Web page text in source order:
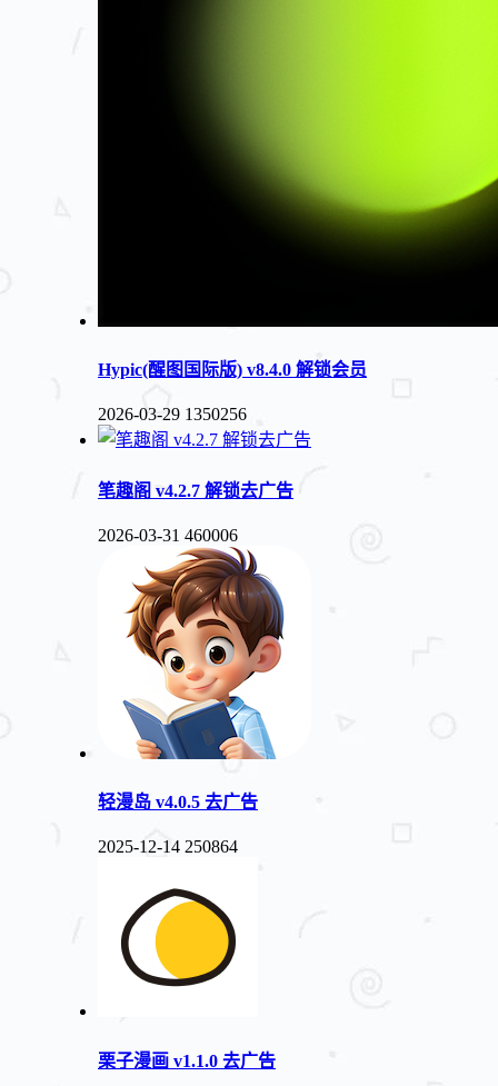
Hypic(醒图国际版) v8.4.0 解锁会员
2026-03-29 1350256
笔趣阁 v4.2.7 解锁去广告
2026-03-31 460006
轻漫岛 v4.0.5 去广告
2025-12-14 250864
栗子漫画 v1.1.0 去广告